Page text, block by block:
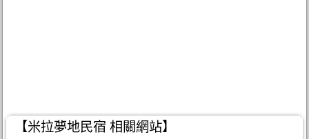
【米拉夢地民宿 相關網站】